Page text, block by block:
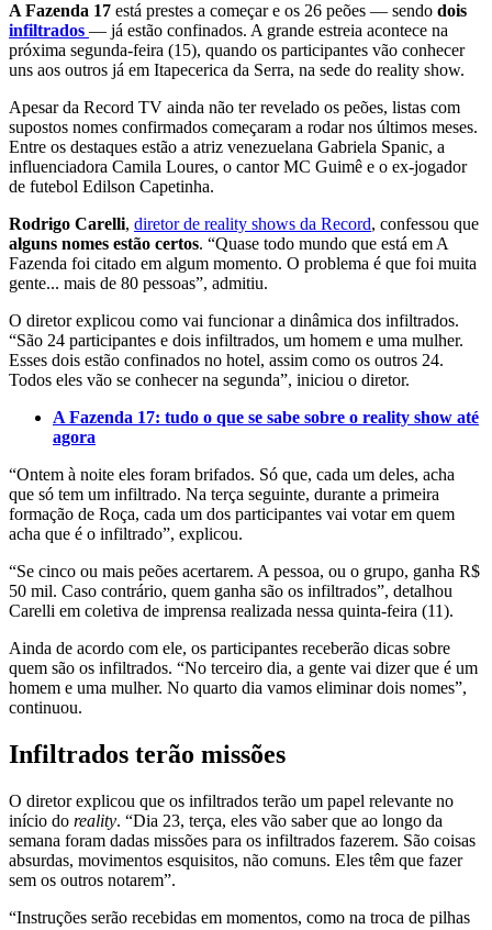
A Fazenda 17 está prestes a começar e os 26 peões — sendo dois
infiltrados — já estão confinados. A grande estreia acontece na
próxima segunda-feira (15), quando os participantes vão conhecer
uns aos outros já em Itapecerica da Serra, na sede do reality show.
Apesar da Record TV ainda não ter revelado os peões, listas com
supostos nomes confirmados começaram a rodar nos últimos meses.
Entre os destaques estão a atriz venezuelana Gabriela Spanic, a
influenciadora Camila Loures, o cantor MC Guimê e o ex-jogador
de futebol Edilson Capetinha.
Rodrigo Carelli, diretor de reality shows da Record, confessou que
alguns nomes estão certos. “Quase todo mundo que está em A
Fazenda foi citado em algum momento. O problema é que foi muita
gente... mais de 80 pessoas”, admitiu.
O diretor explicou como vai funcionar a dinâmica dos infiltrados.
“São 24 participantes e dois infiltrados, um homem e uma mulher.
Esses dois estão confinados no hotel, assim como os outros 24.
Todos eles vão se conhecer na segunda”, iniciou o diretor.
A Fazenda 17: tudo o que se sabe sobre o reality show até
agora
“Ontem à noite eles foram brifados. Só que, cada um deles, acha
que só tem um infiltrado. Na terça seguinte, durante a primeira
formação de Roça, cada um dos participantes vai votar em quem
acha que é o infiltrado”, explicou.
“Se cinco ou mais peões acertarem. A pessoa, ou o grupo, ganha R$
50 mil. Caso contrário, quem ganha são os infiltrados”, detalhou
Carelli em coletiva de imprensa realizada nessa quinta-feira (11).
Ainda de acordo com ele, os participantes receberão dicas sobre
quem são os infiltrados. “No terceiro dia, a gente vai dizer que é um
homem e uma mulher. No quarto dia vamos eliminar dois nomes”,
continuou.
Infiltrados terão missões
O diretor explicou que os infiltrados terão um papel relevante no
início do reality. “Dia 23, terça, eles vão saber que ao longo da
semana foram dadas missões para os infiltrados fazerem. São coisas
absurdas, movimentos esquisitos, não comuns. Eles têm que fazer
sem os outros notarem”.
“Instruções serão recebidas em momentos, como na troca de pilhas